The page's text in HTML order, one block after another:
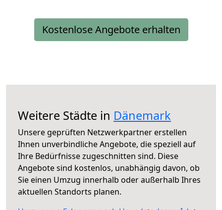
Kostenlose Angebote erhalten
Weitere Städte in Dänemark
Unsere geprüften Netzwerkpartner erstellen
Ihnen unverbindliche Angebote, die speziell auf
Ihre Bedürfnisse zugeschnitten sind. Diese
Angebote sind kostenlos, unabhängig davon, ob
Sie einen Umzug innerhalb oder außerhalb Ihres
aktuellen Standorts planen.